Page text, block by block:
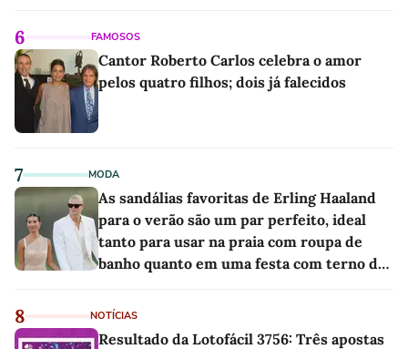
6 FAMOSOS
Cantor Roberto Carlos celebra o amor
pelos quatro filhos; dois já falecidos
7 MODA
As sandálias favoritas de Erling Haaland
para o verão são um par perfeito, ideal
tanto para usar na praia com roupa de
banho quanto em uma festa com terno de
8 NOTÍCIAS
Resultado da Lotofácil 3756: Três apostas